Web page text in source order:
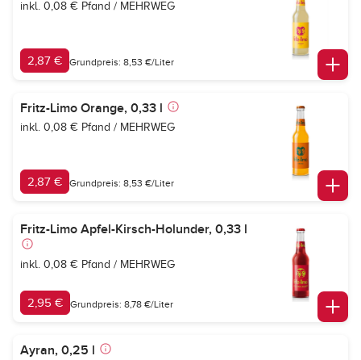
inkl. 0,08 € Pfand / MEHRWEG
2,87 € Grundpreis: 8,53 €/Liter
Fritz-Limo Orange, 0,33 l
inkl. 0,08 € Pfand / MEHRWEG
2,87 € Grundpreis: 8,53 €/Liter
Fritz-Limo Apfel-Kirsch-Holunder, 0,33 l
inkl. 0,08 € Pfand / MEHRWEG
2,95 € Grundpreis: 8,78 €/Liter
Ayran, 0,25 l